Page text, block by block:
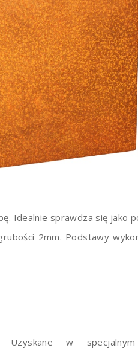
Idealnie sprawdza się jako
2mm. Podstawy
Uzyskane w